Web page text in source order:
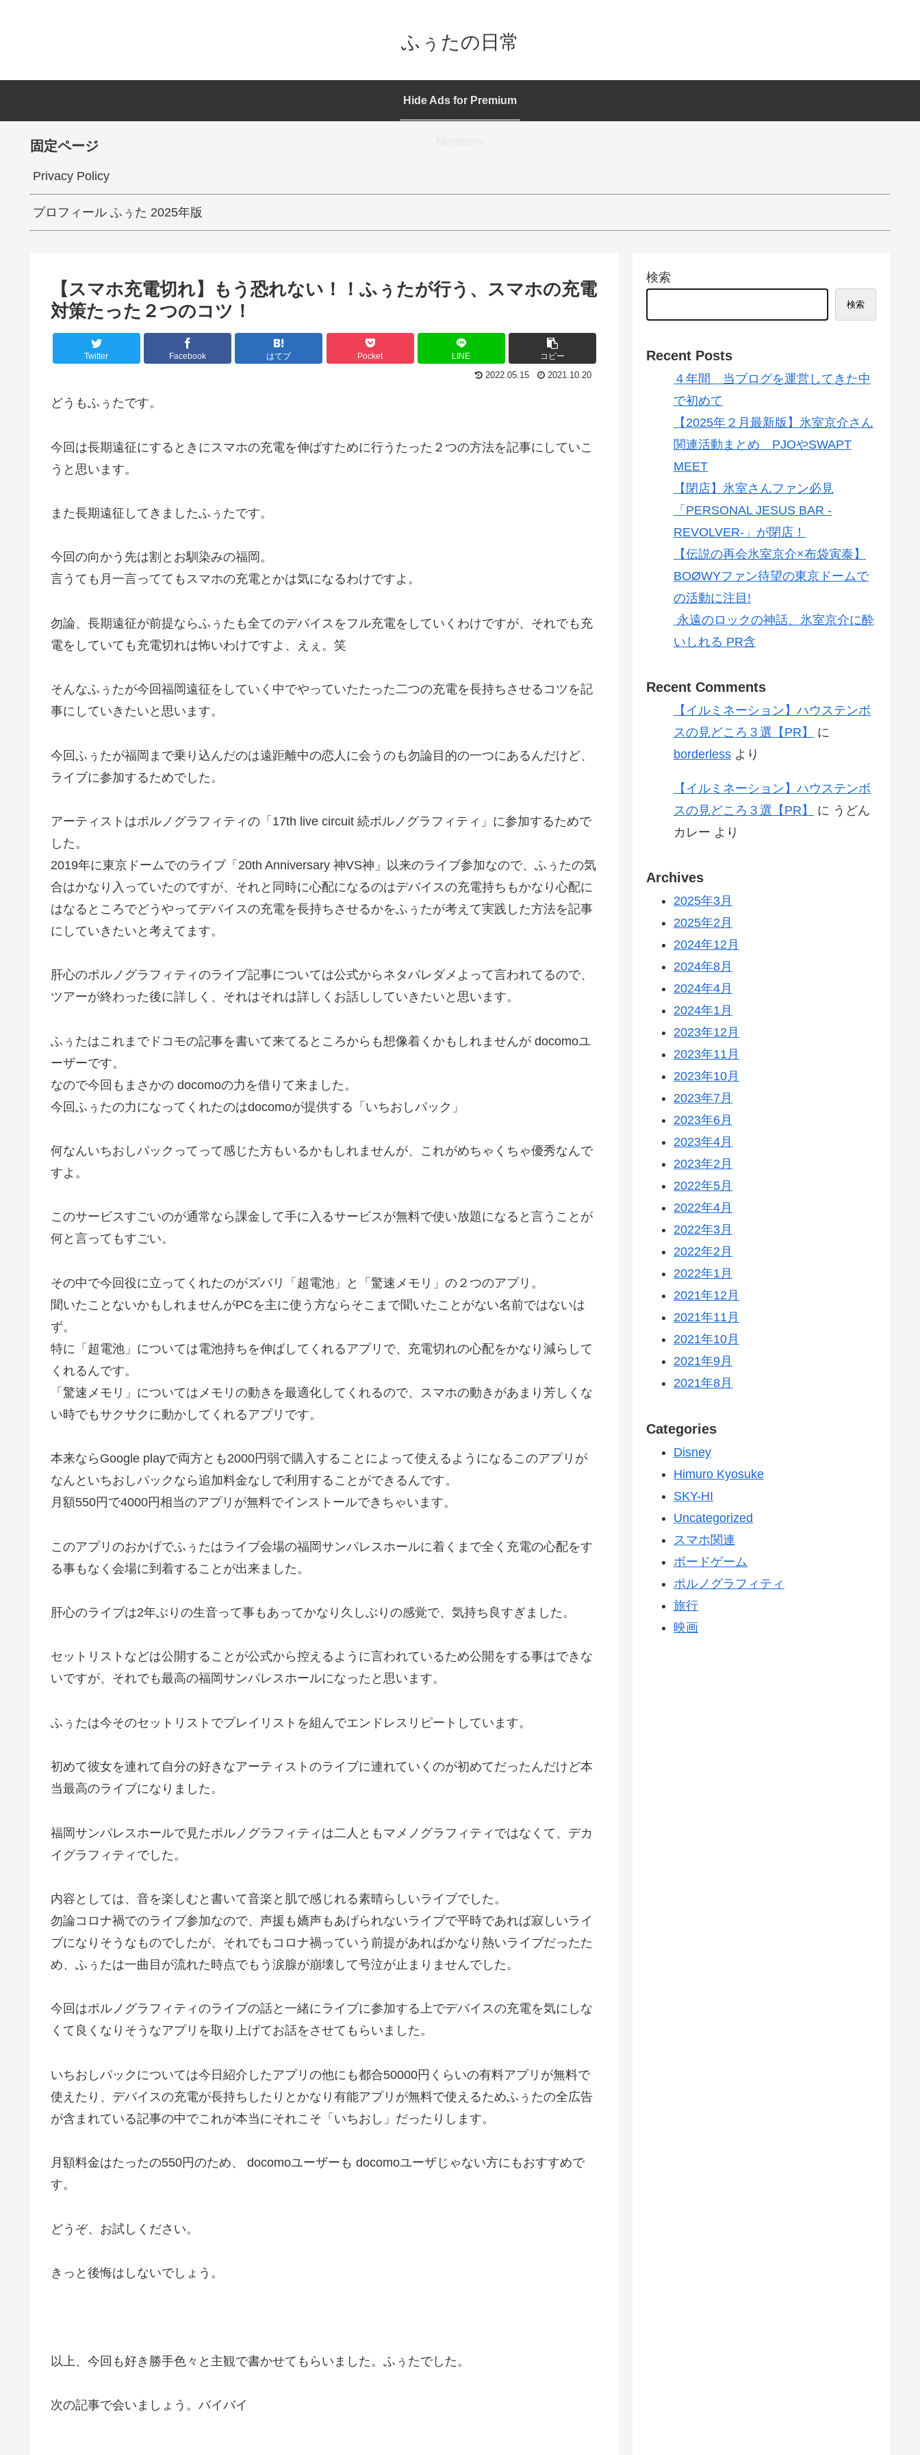
ふぅたの日常
Hide Ads for Premium
固定ページ
Privacy Policy
プロフィール ふぅた 2025年版
【スマホ充電切れ】もう恐れない！！ふぅたが行う、スマホの充電
対策たった２つのコツ！
Twitter Facebook はてブ Pocket LINE コピー
2022.05.15 2021.10.20
どうもふぅたです。
今回は長期遠征にするときにスマホの充電を伸ばすために行うたった２つの方法を記事にしていこ
うと思います。
また長期遠征してきましたふぅたです。
今回の向かう先は割とお馴染みの福岡。
言うても月一言っててもスマホの充電とかは気になるわけですよ。
勿論、長期遠征が前提ならふぅたも全てのデバイスをフル充電をしていくわけですが、それでも充
電をしていても充電切れは怖いわけですよ、えぇ。笑
そんなふぅたが今回福岡遠征をしていく中でやっていたたった二つの充電を長持ちさせるコツを記
事にしていきたいと思います。
今回ふぅたが福岡まで乗り込んだのは遠距離中の恋人に会うのも勿論目的の一つにあるんだけど、
ライブに参加するためでした。
アーティストはポルノグラフィティの「17th live circuit 続ポルノグラフィティ」に参加するためで
した。
2019年に東京ドームでのライブ「20th Anniversary 神VS神」以来のライブ参加なので、ふぅたの気
合はかなり入っていたのですが、それと同時に心配になるのはデバイスの充電持ちもかなり心配に
はなるところでどうやってデバイスの充電を長持ちさせるかをふぅたが考えて実践した方法を記事
にしていきたいと考えてます。
肝心のポルノグラフィティのライブ記事については公式からネタバレダメよって言われてるので、
ツアーが終わった後に詳しく、それはそれは詳しくお話ししていきたいと思います。
ふぅたはこれまでドコモの記事を書いて来てるところからも想像着くかもしれませんが docomoユ
ーザーです。
なので今回もまさかの docomoの力を借りて来ました。
今回ふぅたの力になってくれたのはdocomoが提供する「いちおしパック」
何なんいちおしパックってって感じた方もいるかもしれませんが、これがめちゃくちゃ優秀なんで
すよ。
このサービスすごいのが通常なら課金して手に入るサービスが無料で使い放題になると言うことが
何と言ってもすごい。
その中で今回役に立ってくれたのがズバリ「超電池」と「驚速メモリ」の２つのアプリ。
聞いたことないかもしれませんがPCを主に使う方ならそこまで聞いたことがない名前ではないは
ず。
特に「超電池」については電池持ちを伸ばしてくれるアプリで、充電切れの心配をかなり減らして
くれるんです。
「驚速メモリ」についてはメモリの動きを最適化してくれるので、スマホの動きがあまり芳しくな
い時でもサクサクに動かしてくれるアプリです。
本来ならGoogle playで両方とも2000円弱で購入することによって使えるようになるこのアプリが
なんといちおしパックなら追加料金なしで利用することができるんです。
月額550円で4000円相当のアプリが無料でインストールできちゃいます。
このアプリのおかげでふぅたはライブ会場の福岡サンパレスホールに着くまで全く充電の心配をす
る事もなく会場に到着することが出来ました。
肝心のライブは2年ぶりの生音って事もあってかなり久しぶりの感覚で、気持ち良すぎました。
セットリストなどは公開することが公式から控えるように言われているため公開をする事はできな
いですが、それでも最高の福岡サンパレスホールになったと思います。
ふぅたは今そのセットリストでプレイリストを組んでエンドレスリピートしています。
初めて彼女を連れて自分の好きなアーティストのライブに連れていくのが初めてだったんだけど本
当最高のライブになりました。
福岡サンパレスホールで見たポルノグラフィティは二人ともマメノグラフィティではなくて、デカ
イグラフィティでした。
内容としては、音を楽しむと書いて音楽と肌で感じれる素晴らしいライブでした。
勿論コロナ禍でのライブ参加なので、声援も嬌声もあげられないライブで平時であれば寂しいライ
ブになりそうなものでしたが、それでもコロナ禍っていう前提があればかなり熱いライブだったた
め、ふぅたは一曲目が流れた時点でもう涙腺が崩壊して号泣が止まりませんでした。
今回はポルノグラフィティのライブの話と一緒にライブに参加する上でデバイスの充電を気にしな
くて良くなりそうなアプリを取り上げてお話をさせてもらいました。
いちおしパックについては今日紹介したアプリの他にも都合50000円くらいの有料アプリが無料で
使えたり、デバイスの充電が長持ちしたりとかなり有能アプリが無料で使えるためふぅたの全広告
が含まれている記事の中でこれが本当にそれこそ「いちおし」だったりします。
月額料金はたったの550円のため、 docomoユーザーも docomoユーザじゃない方にもおすすめで
す。
どうぞ、お試しください。
きっと後悔はしないでしょう。
以上、今回も好き勝手色々と主観で書かせてもらいました。ふぅたでした。
次の記事で会いましょう。バイバイ
検索
検索
Recent Posts
４年間 当ブログを運営してきた中
で初めて
【2025年２月最新版】氷室京介さん
関連活動まとめ PJOやSWAPT
MEET
【閉店】氷室さんファン必見
「PERSONAL JESUS BAR -
REVOLVER-」が閉店！
【伝説の再会氷室京介×布袋寅泰】
BOØWYファン待望の東京ドームで
の活動に注目!
永遠のロックの神話、氷室京介に酔
いしれる PR含
Recent Comments
【イルミネーション】ハウステンボ
スの見どころ３選【PR】
に
borderless より
【イルミネーション】ハウステンボ
スの見どころ３選【PR】
に うどん
カレー より
Archives
2025年3月
2025年2月
2024年12月
2024年8月
2024年4月
2024年1月
2023年12月
2023年11月
2023年10月
2023年7月
2023年6月
2023年4月
2023年2月
2022年5月
2022年4月
2022年3月
2022年2月
2022年1月
2021年12月
2021年11月
2021年10月
2021年9月
2021年8月
Categories
Disney
Himuro Kyosuke
SKY-HI
Uncategorized
スマホ関連
ボードゲーム
ポルノグラフィティ
旅行
映画